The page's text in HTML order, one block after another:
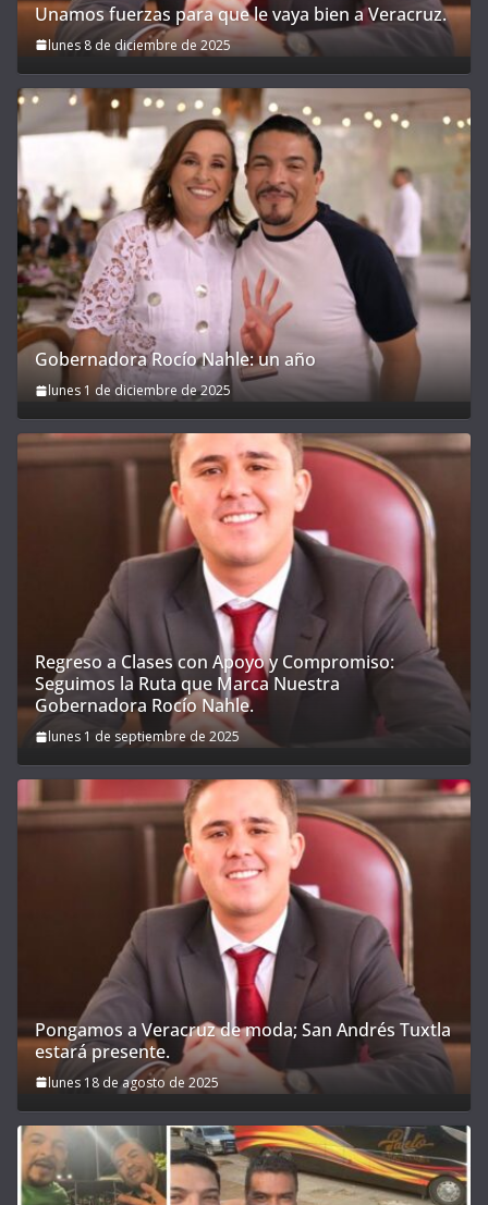
Unamos fuerzas para que le vaya bien a Veracruz.
lunes 8 de diciembre de 2025
Gobernadora Rocío Nahle: un año
lunes 1 de diciembre de 2025
Regreso a Clases con Apoyo y Compromiso:
Seguimos la Ruta que Marca Nuestra
Gobernadora Rocío Nahle.
lunes 1 de septiembre de 2025
Pongamos a Veracruz de moda; San Andrés Tuxtla
estará presente.
lunes 18 de agosto de 2025